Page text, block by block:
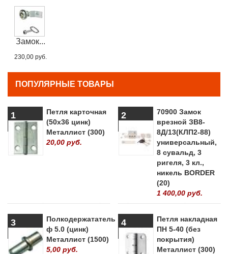
Замок...
230,00 руб.
ПОПУЛЯРНЫЕ ТОВАРЫ
1
Петля карточная
(50х36 цинк)
Металлист (300)
20,00 руб.
2
70900 Замок
врезной ЗВ8-
8Д/13(КЛП2-88)
универсальный,
8 сувальд, 3
ригеля, 3 кл.,
никель BORDER
(20)
1 400,00 руб.
3
Полкодержататель
ф 5.0 (цинк)
Металлист (1500)
5,00 руб.
4
Петля накладная
ПН 5-40 (без
покрытия)
Металлист (300)